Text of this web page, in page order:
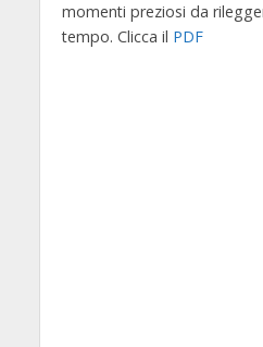
momenti preziosi da
tempo. Clicca il PDF